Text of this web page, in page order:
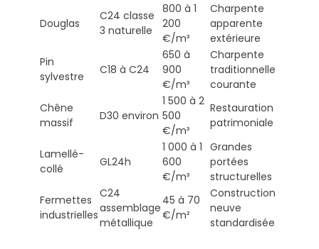
Douglas
C24 classe
3 naturelle
800 à 1
200
€/m³
Charpente
apparente
extérieure
Pin
sylvestre
C18 à C24
650 à
900
€/m³
Charpente
traditionnelle
courante
Chêne
massif
D30 environ
1 500 à 2
500
€/m³
Restauration
patrimoniale
Lamellé-
collé
GL24h
1 000 à 1
600
€/m³
Grandes
portées
structurelles
Fermettes
industrielles
C24
assemblage
métallique
45 à 70
€/m²
Construction
neuve
standardisée